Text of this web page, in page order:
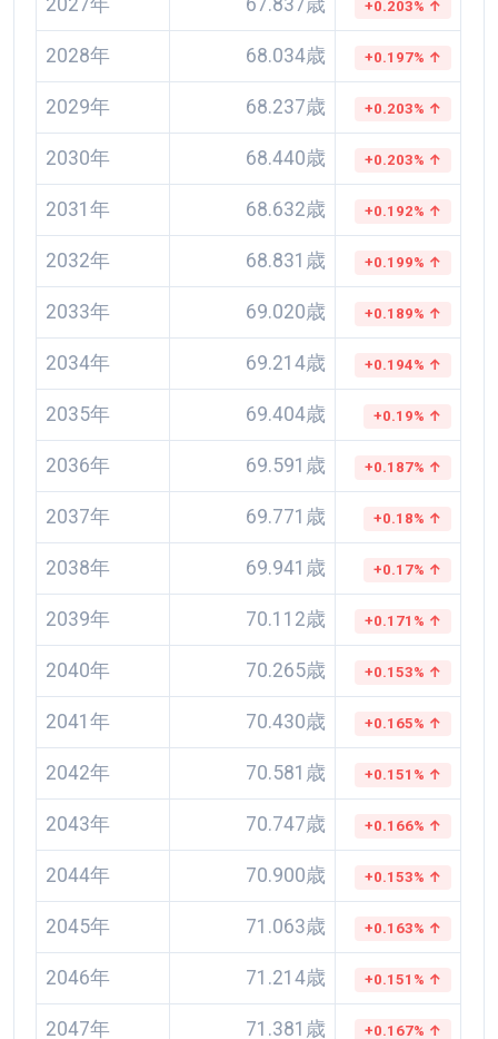
2027年 67.837歳 +0.203% ↑
2028年 68.034歳 +0.197% ↑
2029年 68.237歳 +0.203% ↑
2030年 68.440歳 +0.203% ↑
2031年 68.632歳 +0.192% ↑
2032年 68.831歳 +0.199% ↑
2033年 69.020歳 +0.189% ↑
2034年 69.214歳 +0.194% ↑
2035年 69.404歳 +0.19% ↑
2036年 69.591歳 +0.187% ↑
2037年 69.771歳 +0.18% ↑
2038年 69.941歳 +0.17% ↑
2039年 70.112歳 +0.171% ↑
2040年 70.265歳 +0.153% ↑
2041年 70.430歳 +0.165% ↑
2042年 70.581歳 +0.151% ↑
2043年 70.747歳 +0.166% ↑
2044年 70.900歳 +0.153% ↑
2045年 71.063歳 +0.163% ↑
2046年 71.214歳 +0.151% ↑
2047年 71.381歳 +0.167% ↑